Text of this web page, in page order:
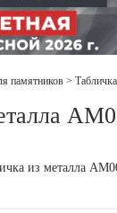
памятников >